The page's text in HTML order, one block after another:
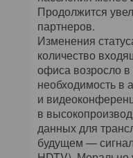
Продолжится
партнеров.
Изменения
количество
офиса возросло в
необходимость в
и
в
данных для
будущем —